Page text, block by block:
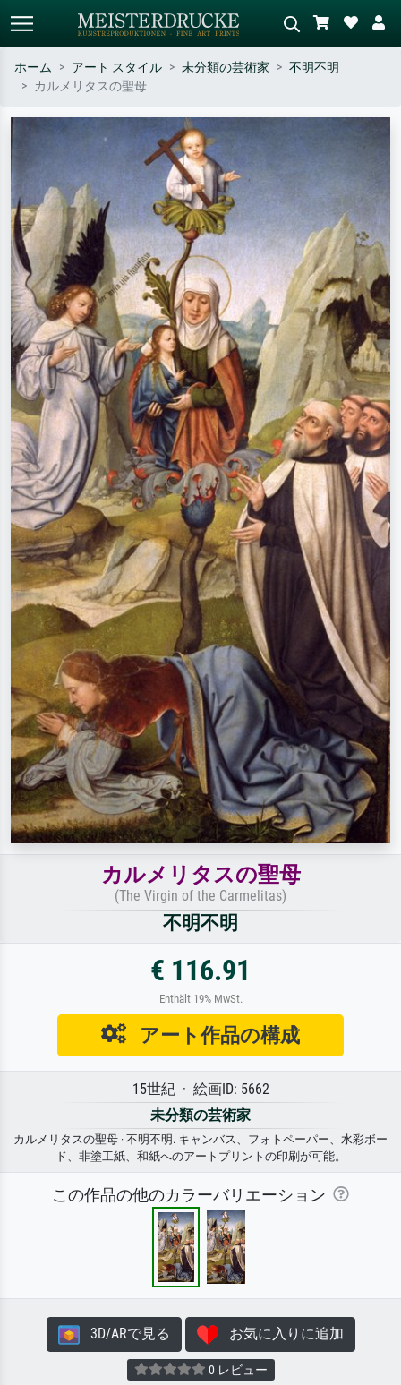
作家名・作品名・スタイルで検索
– 例：モネ、星月夜、印象派、北
斎の波、ヌード。
シーンを説明してください – 例：
緑の草原、赤の多い抽象画、暗い
油絵、木のそばの立ち姿のヌー
ホーム アート スタイル 未分類の芸術家
不明不明
カルメリタスの聖母
カルメリタスの聖母
(The Virgin of the Carmelitas)
不明不明
€ 116.91
Enthält 19% MwSt.
アート作品の構成
15世紀 · 絵画ID: 5662
未分類の芸術家
カルメリタスの聖母 · 不明不明. キャンバス、フォトペーパー、水彩ボー
ド、非塗工紙、和紙へのアートプリントの印刷が可能。
この作品の他のカラーバリエーション
3D/ARで見る お気に入りに追加
0 レビュー